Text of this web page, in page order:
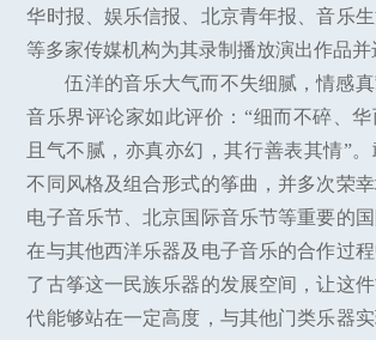
华时报、娱乐信报、北京青年报、音乐
等多家传媒机构为其录制播放演出作品并
伍洋的音乐大气而不失细腻，情感
音乐界评论家如此评价：“细而不碎、
且气不腻，亦真亦幻，其行善表其情”
不同风格及组合形式的筝曲，并多次荣
电子音乐节、北京国际音乐节等重要的国
在与其他西洋乐器及电子音乐的合作过
了古筝这一民族乐器的发展空间，让这
代能够站在一定高度，与其他门类乐器